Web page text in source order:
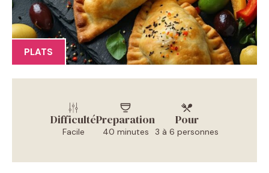
PLATS
Difficulté
Facile
Preparation
40 minutes
Pour
3 à 6 personnes